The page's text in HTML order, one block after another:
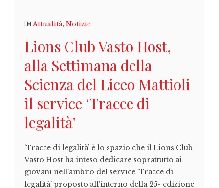
Attualità, Notizie
Lions Club Vasto Host,
alla Settimana della
Scienza del Liceo Mattioli
il service ‘Tracce di
legalità’
‘Tracce di legalità’ è lo spazio che il Lions Club
Vasto Host ha inteso dedicare soprattutto ai
giovani nell’ambito del service ‘Tracce di
legalità’ proposto all’interno della 25^ edizione